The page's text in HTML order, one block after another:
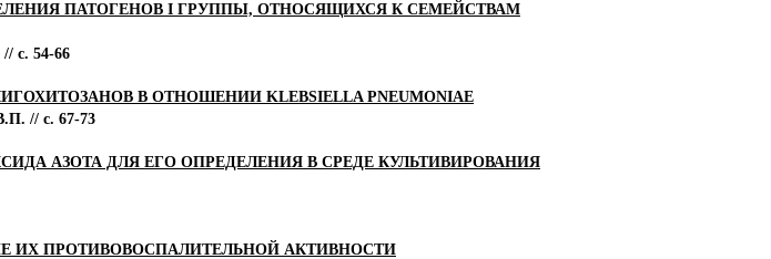
ПАТОГЕНОВ I ГРУППЫ, ОТНОСЯЩИХСЯ К СЕМЕЙСТВАМ
с. 54-66
В ОТНОШЕНИИ KLEBSIELLA PNEUMONIAE
// с. 67-73
АЗОТА ДЛЯ ЕГО ОПРЕДЕЛЕНИЯ В СРЕДЕ КУЛЬТИВИРОВАНИЯ
ИХ ПРОТИВОВОСПАЛИТЕЛЬНОЙ АКТИВНОСТИ